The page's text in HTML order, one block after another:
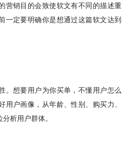
营销目的会致使软文有不同的描述重
一定要明确你是想通过这篇软文达到
。想要用户为你买单，不懂用户怎么
用户画像，从年龄、性别、购买力、
析用户群体。